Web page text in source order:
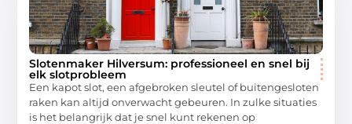
Slotenmaker Hilversum: professioneel en snel bij
elk slotprobleem
Een kapot slot, een afgebroken sleutel of buitengesloten
raken kan altijd onverwacht gebeuren. In zulke situaties
is het belangrijk dat je snel kunt rekenen op